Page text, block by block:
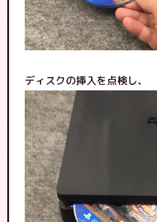
ディスクの挿入を点検し、